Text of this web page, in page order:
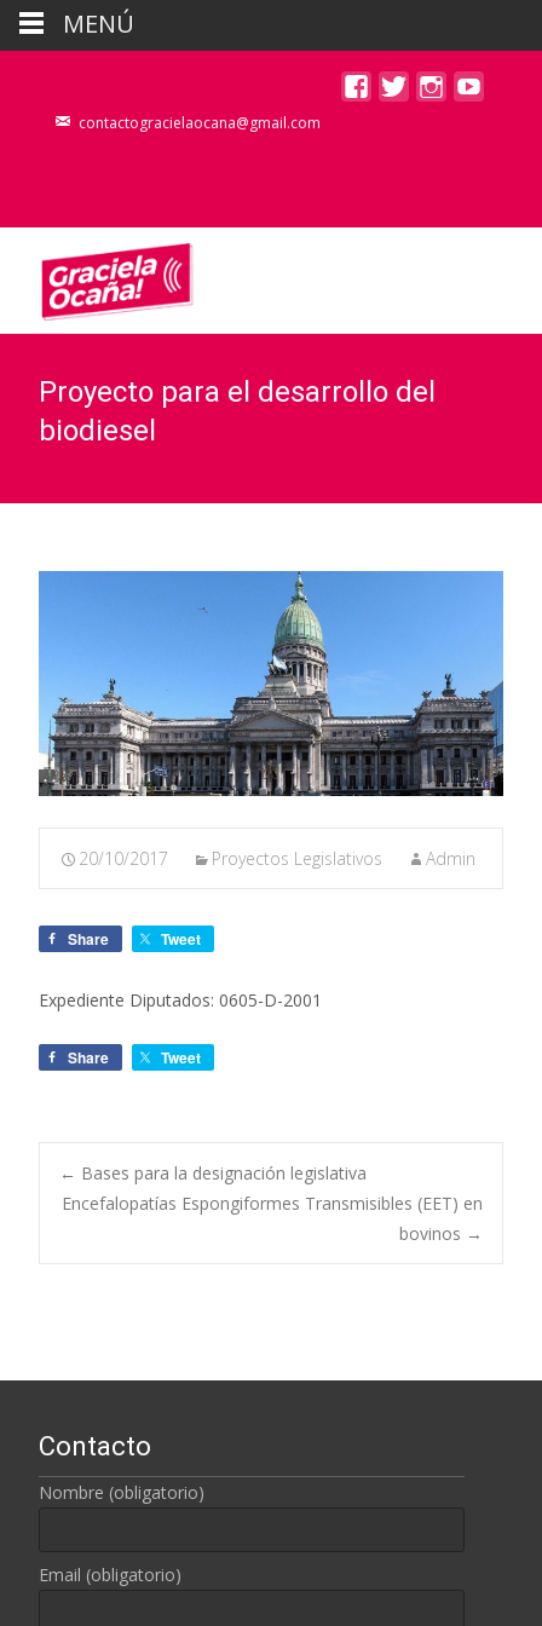
contactogracielaocana@gmail.com
Proyecto para el desarrollo del
biodiesel
20/10/2017 Proyectos Legislativos Admin
Share Tweet
Expediente Diputados: 0605-D-2001
Share Tweet
Navegación de
← Bases para la designación legislativa
Encefalopatías Espongiformes Transmisibles (EET) en
bovinos →
Contacto
Nombre (obligatorio)
Email (obligatorio)
MENÚ